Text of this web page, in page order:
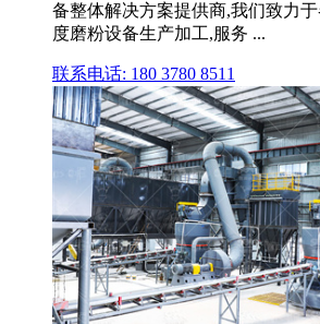
备整体解决方案提供商,我们致力
度磨粉设备生产加工,服务 ...
联系电话: 180 3780 8511